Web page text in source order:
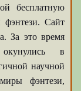
бесплатную
фэнтези. Сайт
За это время
в
научной
фэнтези,